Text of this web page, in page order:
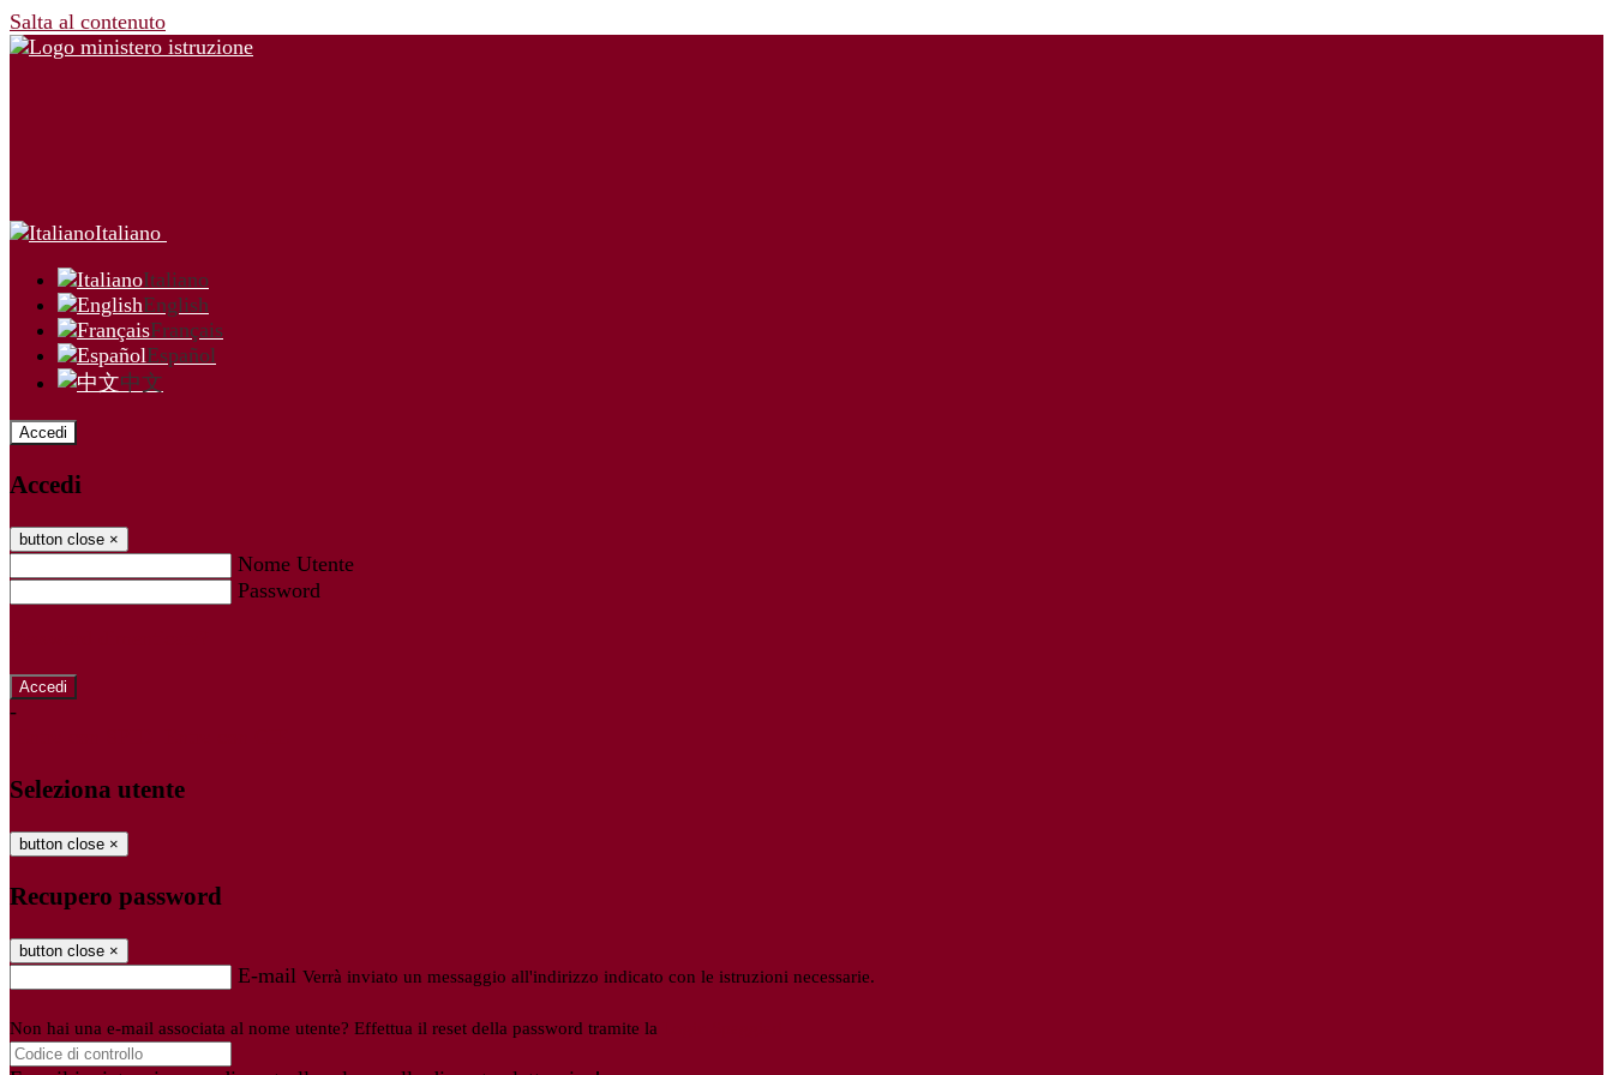
Salta al contenuto
Italiano
Italiano
English
Français
Español
中文
Accedi
Accedi
button close ×
Nome Utente
Password
-
Seleziona utente
button close ×
Recupero password
button close ×
E-mail Verrà inviato un messaggio all'indirizzo indicato con le istruzioni necessarie.
Non hai una e-mail associata al nome utente? Effettua il reset della password tramite la